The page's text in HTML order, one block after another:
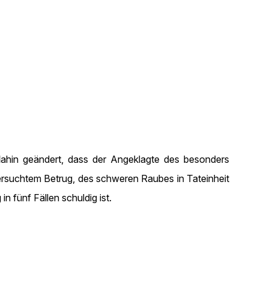
geändert, dass der Angeklagte des besonders
Betrug, des schweren Raubes in Tateinheit
fünf Fällen schuldig ist.